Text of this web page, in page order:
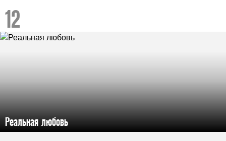
Реальная любовь